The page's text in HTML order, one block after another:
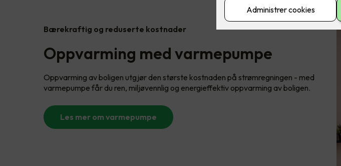
Bærekraftig og reduserte kostnader
Oppvarming med varmepumpe
Oppvarming av boligen utgjør den største kostnaden på strømregningen - med
varmepumpe får du ren, miljøvennlig og energieffektiv oppvarming av boligen.
Les mer om varmepumpe